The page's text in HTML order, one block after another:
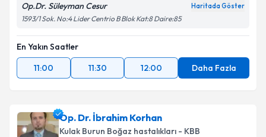
Op.Dr. Süleyman Cesur Haritada Göster
1593/1 Sok. No:4 Lider Centrio B Blok Kat:8 Daire:85
En Yakın Saatler
11:00
11:30 12:00 Daha Fazla
Op. Dr. İbrahim Korhan
Kulak Burun Boğaz hastalıkları - KBB